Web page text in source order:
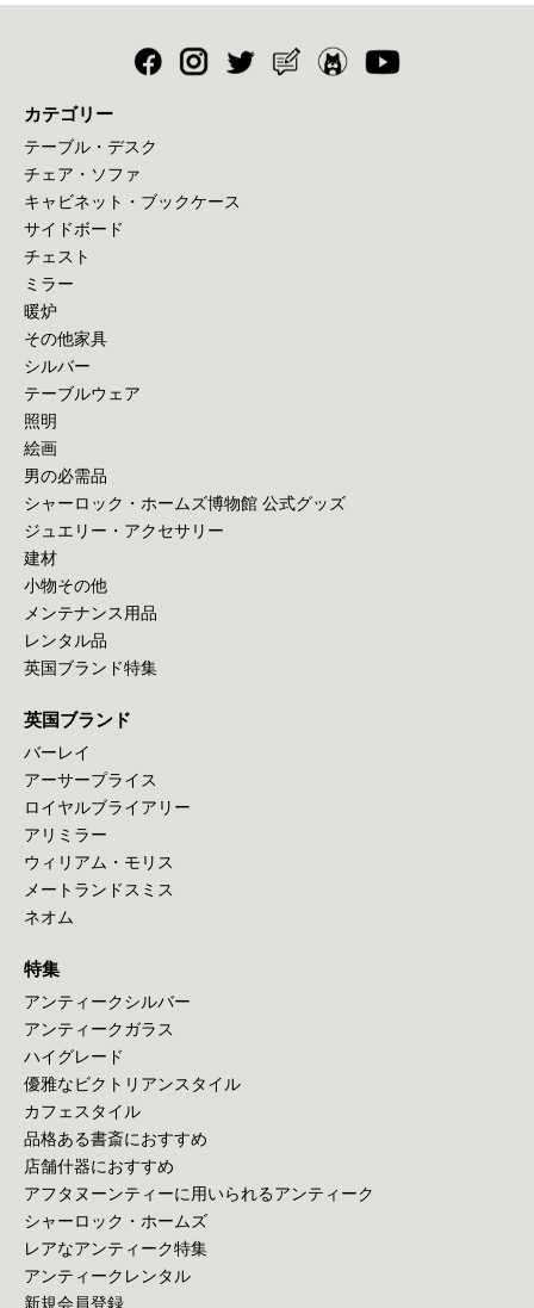
カテゴリー
テーブル・デスク
チェア・ソファ
キャビネット・ブックケース
サイドボード
チェスト
ミラー
暖炉
その他家具
シルバー
テーブルウェア
照明
絵画
男の必需品
シャーロック・ホームズ博物館 公式グッズ
ジュエリー・アクセサリー
建材
小物その他
メンテナンス用品
レンタル品
英国ブランド特集
英国ブランド
バーレイ
アーサープライス
ロイヤルブライアリー
アリミラー
ウィリアム・モリス
メートランドスミス
ネオム
特集
アンティークシルバー
アンティークガラス
ハイグレード
優雅なビクトリアンスタイル
カフェスタイル
品格ある書斎におすすめ
店舗什器におすすめ
アフタヌーンティーに用いられるアンティーク
シャーロック・ホームズ
レアなアンティーク特集
アンティークレンタル
新規会員登録